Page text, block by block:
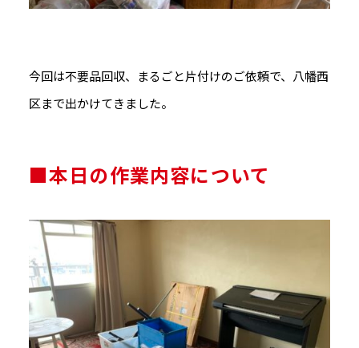
今回は不要品回収、まるごと片付けのご依頼で、八幡西
区まで出かけてきました。
■本日の作業内容について